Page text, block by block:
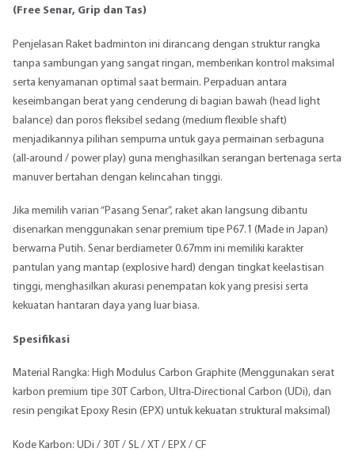
(Free Senar, Grip dan Tas)
Penjelasan Raket badminton ini dirancang dengan struktur rangka
tanpa sambungan yang sangat ringan, memberikan kontrol maksimal
serta kenyamanan optimal saat bermain. Perpaduan antara
keseimbangan berat yang cenderung di bagian bawah (head light
balance) dan poros fleksibel sedang (medium flexible shaft)
menjadikannya pilihan sempurna untuk gaya permainan serbaguna
(all-around / power play) guna menghasilkan serangan bertenaga serta
manuver bertahan dengan kelincahan tinggi.
Jika memilih varian “Pasang Senar”, raket akan langsung dibantu
disenarkan menggunakan senar premium tipe P67.1 (Made in Japan)
berwarna Putih. Senar berdiameter 0.67mm ini memiliki karakter
pantulan yang mantap (explosive hard) dengan tingkat keelastisan
tinggi, menghasilkan akurasi penempatan kok yang presisi serta
kekuatan hantaran daya yang luar biasa.
Spesifikasi
Material Rangka: High Modulus Carbon Graphite (Menggunakan serat
karbon premium tipe 30T Carbon, Ultra-Directional Carbon (UDi), dan
resin pengikat Epoxy Resin (EPX) untuk kekuatan struktural maksimal)
Kode Karbon: UDi / 30T / SL / XT / EPX / CF